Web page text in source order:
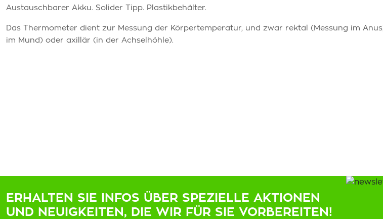
Austauschbarer Akku. Solider Tipp. Plastikbehälter.
Das Thermometer dient zur Messung der Körpertemperatur, und zwar rektal (Messung im
im Mund) oder axillär (in der Achselhöhle).
ERHALTEN SIE INFOS ÜBER SPEZIELLE AKTIONEN
UND NEUIGKEITEN, DIE WIR FÜR SIE VORBEREITEN!